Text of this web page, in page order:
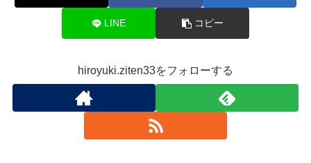
LINE コピー
hiroyuki.ziten33をフォローする